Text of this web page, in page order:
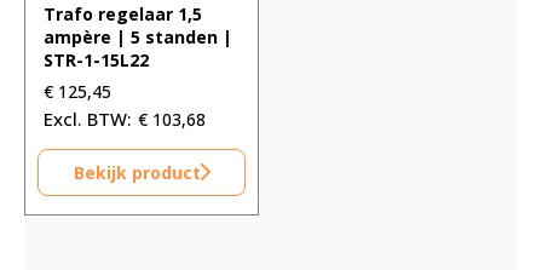
Trafo regelaar 1,5
ampère | 5 standen |
STR-1-15L22
€ 125,45
€ 103,68
Bekijk product